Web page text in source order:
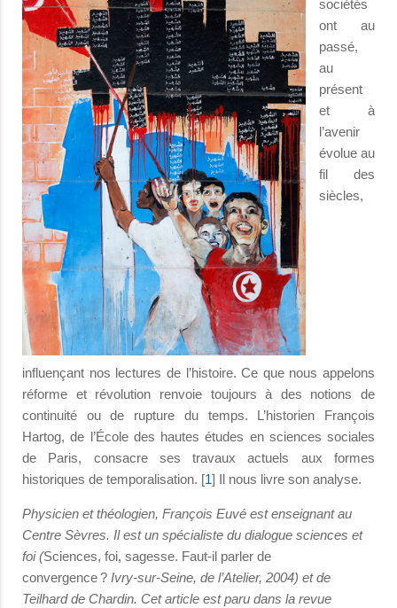
sociétés
ont au
passé,
au
présent
et à
l’avenir
évolue au
fil des
siècles,
influençant nos lectures de l’histoire. Ce que nous appelons
réforme et révolution renvoie toujours à des notions de
continuité ou de rupture du temps. L’historien François
Hartog, de l’École des hautes études en sciences sociales
de Paris, consacre ses travaux actuels aux formes
historiques de temporalisation. [1] Il nous livre son analyse.
Physicien et théologien, François Euvé est enseignant au
Centre Sèvres. Il est un spécialiste du dialogue sciences et
foi (Sciences, foi, sagesse. Faut-il parler de
convergence ? Ivry-sur-Seine, de l’Atelier, 2004) et de
Teilhard de Chardin. Cet article est paru dans la revue